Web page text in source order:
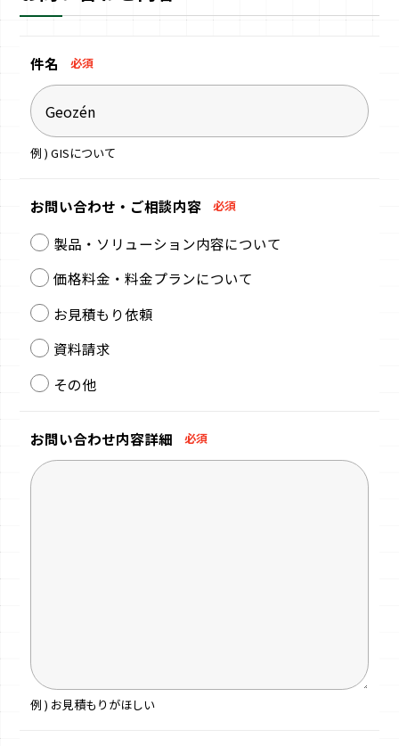
件名 必須
例 ) GISについて
お問い合わせ・ ご相談内容 必須
製品・ソリューション内容について
価格料金・料金プランについて
お見積もり依頼
資料請求
その他
お問い合わせ内容詳細 必須
例 ) お見積もりがほしい